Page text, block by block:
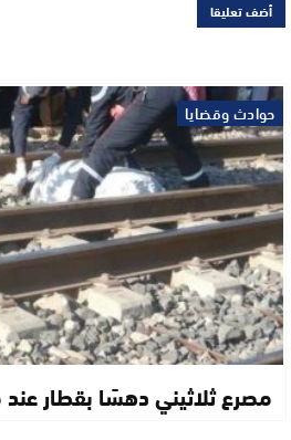
حوادث وقضايا
مصرع ثلاثيني دهسًا بقطار عند